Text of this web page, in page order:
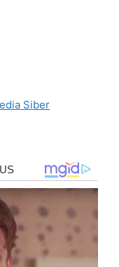
Siber